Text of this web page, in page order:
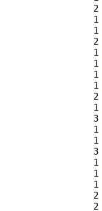
  2
  1
  1
  2
  1
  1
  1
  1
  2
  1
  3
  1
  1
  3
  1
  1
  1
  2
  2